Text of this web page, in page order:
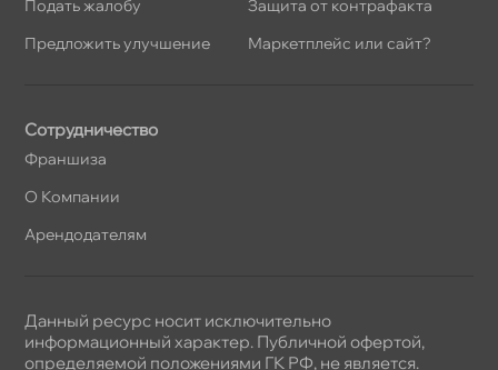
Подать жалобу
Предложить улучшение
Защита от контрафакта
Маркетплейс или сайт?
Сотрудничество
Франшиза
О Компании
Арендодателям
Данный ресурс носит исключительно
информационный характер. Публичной офертой,
определяемой положениями ГК РФ, не является.